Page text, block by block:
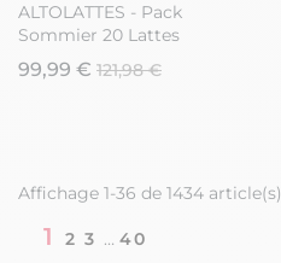
ALTOLATTES - Pack
Sommier 20 Lattes
70x190cm + Pieds bleus
99,99 € 121,98 €
Affichage 1-36 de 1434 article(s)
1 2 3 … 40